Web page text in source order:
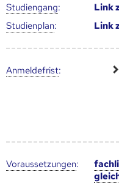
Studien­gang: Link
Studien­plan: Link
Anmelde­frist:
Voraus­setzungen: